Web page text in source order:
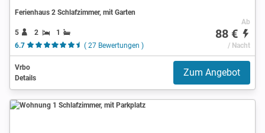
Ferienhaus 2 Schlafzimmer, mit Garten
5 2
1
6.7
( 27 Bewertungen )
Ab
88 €
/ Nacht
Vrbo
Details
Zum Angebot